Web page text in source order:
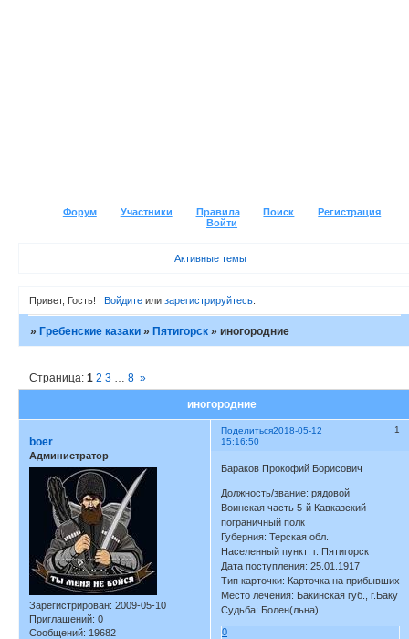
Форум Участники Правила Поиск
Регистрация
Войти
Активные темы
Привет, Гость! Войдитеили зарегистрируйтесь.
»Гребенские казаки »Пятигорск »иногородние
иногородние
Страница:1 2 3 … 8 »
Поделиться 1
2018-05-12
15:16:50
boer
Администратор
Зарегистрирован: 2009-05-10
Приглашений: 0
Сообщений: 19682
Бараков Прокофий Борисович
Должность/звание: рядовой
Воинская часть 5-й Кавказский
пограничный полк
Губерния: Терская обл.
Населенный пункт: г. Пятигорск
Дата поступления: 25.01.1917
Тип карточки: Карточка на прибывших
Место лечения: Бакинская губ., г.Баку
Судьба: Болен(льна)
0